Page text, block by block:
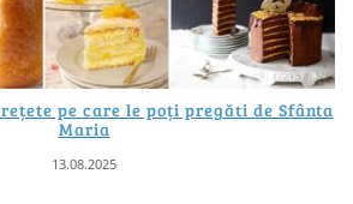
pe care le poți pregăti de Sfânta
Maria
13.08.2025